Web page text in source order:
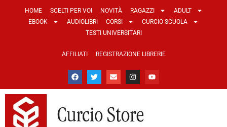
HOME SCELTI PER VOI NOVITÀ RAGAZZI
ADULT
EBOOK
AUDIOLIBRI CORSI
CURCIO SCUOLA
TESTI UNIVERSITARI
AFFILIATI REGISTRAZIONE LIBRERIE